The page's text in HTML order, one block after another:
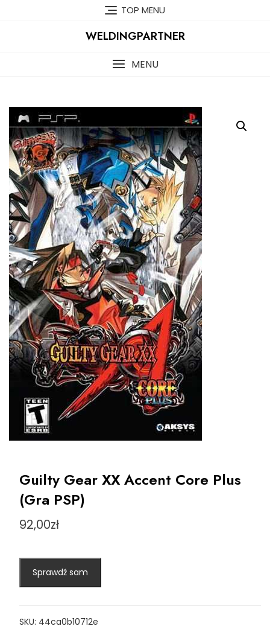
TOP MENU
WELDINGPARTNER
MENU
Guilty Gear XX Accent Core Plus
(Gra PSP)
92,00zł
Sprawdź sam
SKU: 44ca0b10712e